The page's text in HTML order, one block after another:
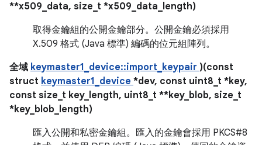
**x509_data, size_t *x509_data_length)
取得金鑰組的公開金鑰部分。公開金鑰必須採用
X.509 格式 (Java 標準) 編碼的位元組陣列。
全域 keymaster1_device::import_keypair )(const
struct keymaster1_device *dev, const uint8_t *key,
const size_t key_length, uint8_t **key_blob, size_t
*key_blob_length)
匯入公開和私密金鑰組。匯入的金鑰會採用 PKCS#8